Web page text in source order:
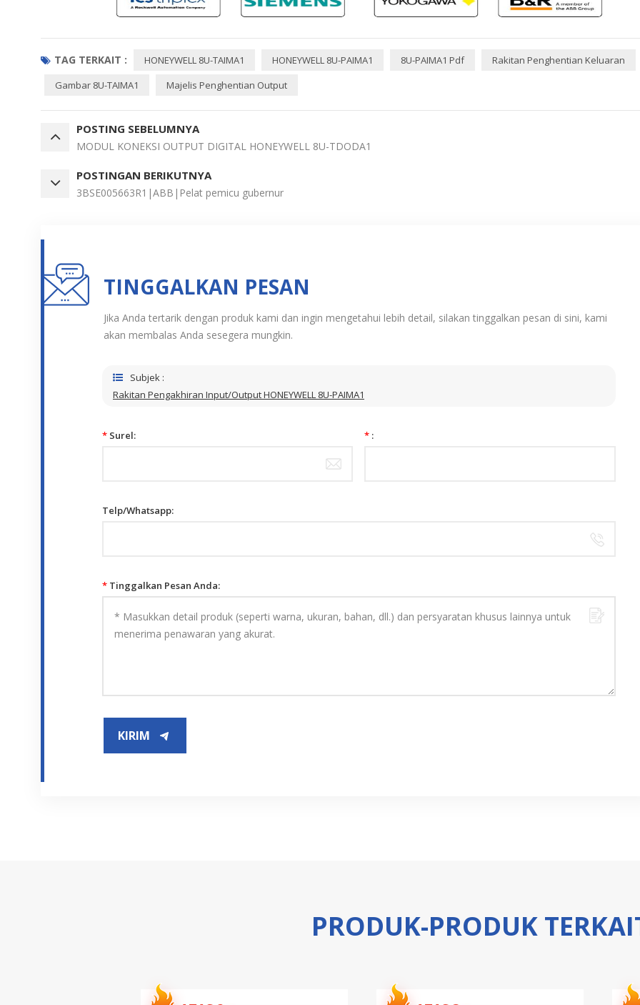
TAG TERKAIT : HONEYWELL 8U-TAIMA1 HONEYWELL 8U-PAIMA1 8U-PAIMA1 Pdf
Rakitan Penghentian Keluaran
Gambar 8U-TAIMA1
Majelis Penghentian Output
POSTING SEBELUMNYA
MODUL KONEKSI OUTPUT DIGITAL HONEYWELL 8U-TDODA1
POSTINGAN BERIKUTNYA
3BSE005663R1|ABB|Pelat pemicu gubernur
TINGGALKAN PESAN
Jika Anda tertarik dengan produk kami dan ingin mengetahui lebih detail, silakan tinggalkan pesan di sini, kami
akan membalas Anda sesegera mungkin.
Subjek :
Rakitan Pengakhiran Input/Output HONEYWELL 8U-PAIMA1
* Surel: * :
Telp/Whatsapp:
* Tinggalkan Pesan Anda:
KIRIM
PRODUK-PRODUK